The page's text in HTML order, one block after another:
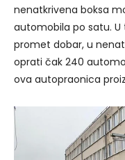
nenatkrivena boksa
automobila po satu. U
promet dobar, u
oprati čak 240
ova autopraonica